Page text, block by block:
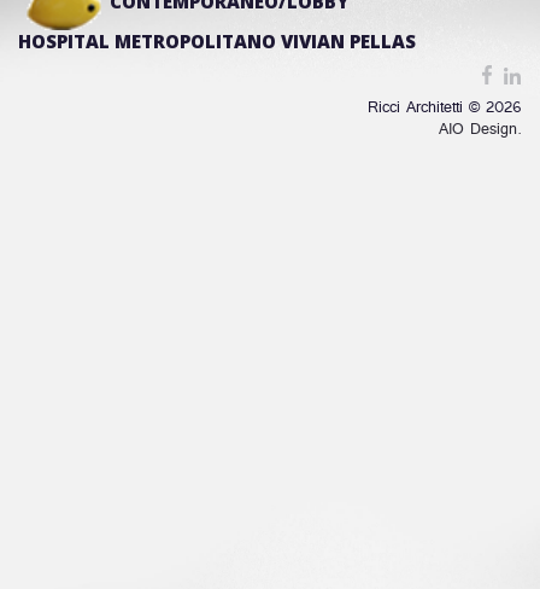
HOSPITAL METROPOLITANO VIVIAN PELLAS
Ricci Architetti © 2026
AIO Design.